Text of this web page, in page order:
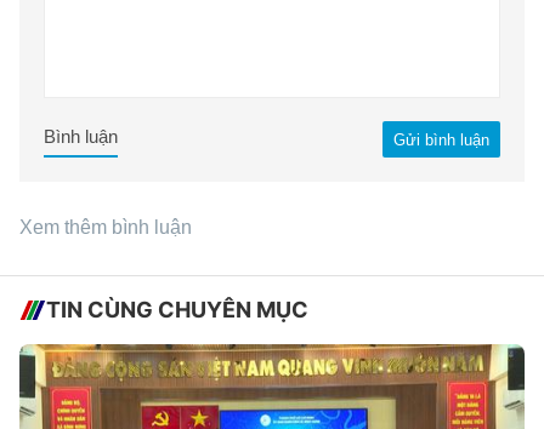
Gửi bình luận
Bình luận
Xem thêm bình luận
TIN CÙNG CHUYÊN MỤC